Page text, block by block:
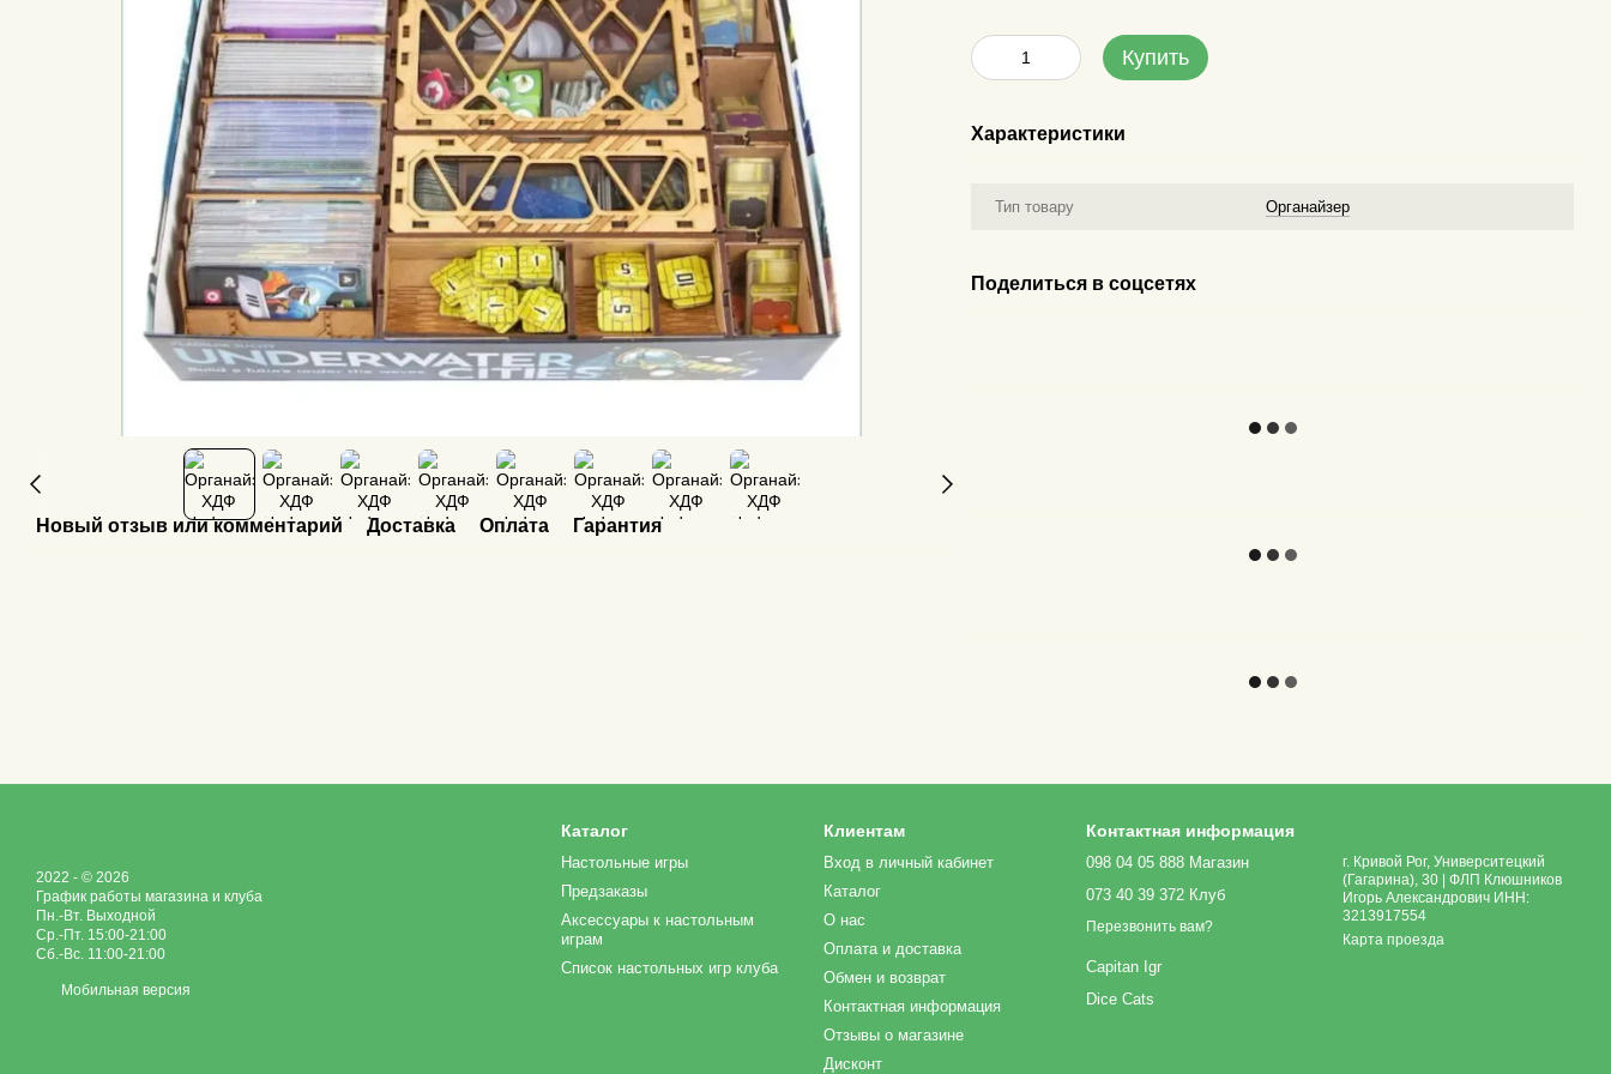
Новый отзыв или комментарий Доставка Оплата Гарантия
Купить
Характеристики
Тип товару Органайзер
Поделиться в соцсетях
2022 - © 2026
График работы магазина и клуба
Пн.-Вт. Выходной
Ср.-Пт. 15:00-21:00
Сб.-Вс. 11:00-21:00
Мобильная версия
Каталог
Настольные игры
Предзаказы
Аксессуары к настольным
играм
Список настольных игр клуба
Клиентам
Вход в личный кабинет
Каталог
О нас
Оплата и доставка
Обмен и возврат
Контактная информация
Отзывы о магазине
Дисконт
Контактная информация
098 04 05 888 Магазин
073 40 39 372 Клуб
Перезвонить вам?
Capitan Igr
Dice Cats
г. Кривой Рог, Университецкий
(Гагарина), 30 | ФЛП Клюшников
Игорь Александрович ИНН:
3213917554
Карта проезда